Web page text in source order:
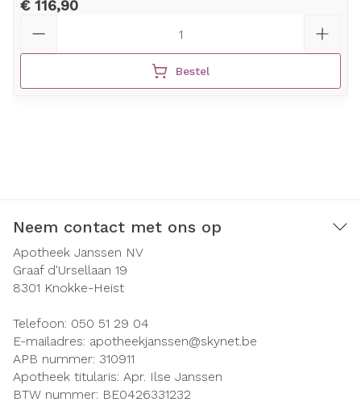
€ 116,90
Bestel
Neem contact met ons op
Apotheek Janssen NV
Graaf d'Ursellaan 19
8301 Knokke-Heist
Telefoon: 050 51 29 04
E-mailadres: apotheekjanssen@skynet.be
APB nummer: 310911
Apotheek titularis: Apr. Ilse Janssen
BTW nummer: BE0426331232